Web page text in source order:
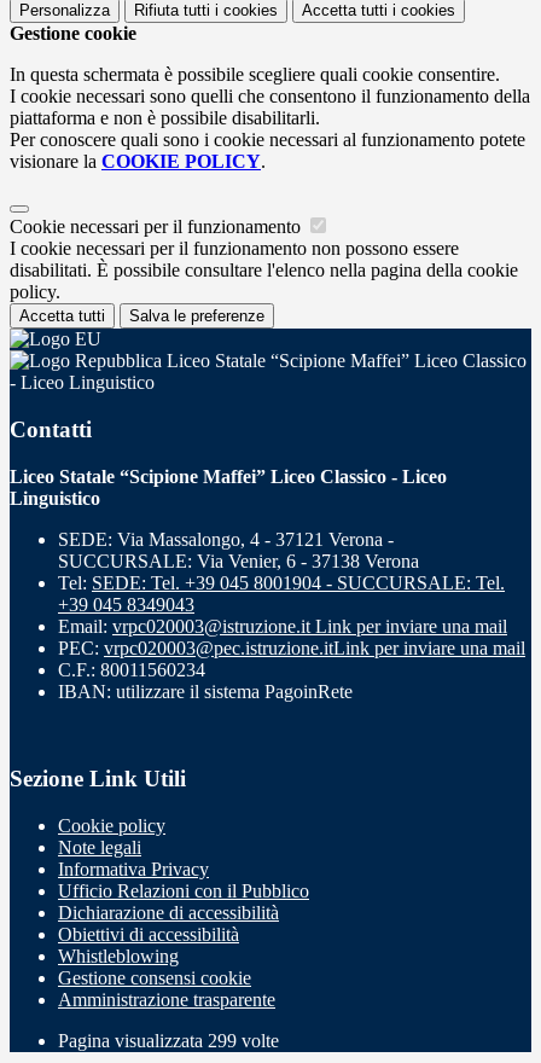
Personalizza Rifiuta tutti i cookies Accetta tutti i cookies
Gestione cookie
In questa schermata è possibile scegliere quali cookie consentire.
I cookie necessari sono quelli che consentono il funzionamento della
piattaforma e non è possibile disabilitarli.
Per conoscere quali sono i cookie necessari al funzionamento potete
visionare la COOKIE POLICY.
Cookie necessari per il funzionamento
I cookie necessari per il funzionamento non possono essere
disabilitati. È possibile consultare l'elenco nella pagina della cookie
policy.
Accetta tutti Salva le preferenze
Liceo Statale “Scipione Maffei” Liceo Classico
- Liceo Linguistico
Contatti
Liceo Statale “Scipione Maffei” Liceo Classico - Liceo
Linguistico
SEDE: Via Massalongo, 4 - 37121 Verona -
SUCCURSALE: Via Venier, 6 - 37138 Verona
Tel: SEDE: Tel. +39 045 8001904 - SUCCURSALE: Tel.
+39 045 8349043
Email: vrpc020003@istruzione.it Link per inviare una mail
PEC: vrpc020003@pec.istruzione.itLink per inviare una mail
C.F.: 80011560234
IBAN: utilizzare il sistema PagoinRete
Sezione Link Utili
Cookie policy
Note legali
Informativa Privacy
Ufficio Relazioni con il Pubblico
Dichiarazione di accessibilità
Obiettivi di accessibilità
Whistleblowing
Gestione consensi cookie
Amministrazione trasparente
Pagina visualizzata 299 volte